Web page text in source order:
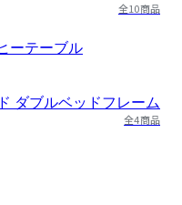
全10商品
ーテーブル
全4商品